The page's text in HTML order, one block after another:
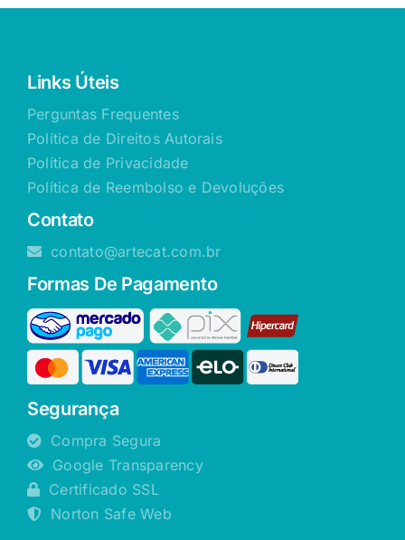
Links Úteis
Perguntas Frequentes
Política de Direitos Autorais
Política de Privacidade
Política de Reembolso e Devoluções
Contato
contato@artecat.com.br
Formas De Pagamento
Segurança
Compra Segura
Google Transparency
Certificado SSL
Norton Safe Web